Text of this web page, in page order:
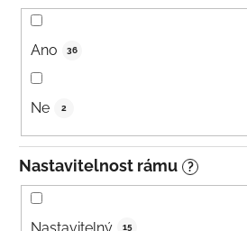
Ano 36
Ne 2
Nastavitelnost rámu ?
15